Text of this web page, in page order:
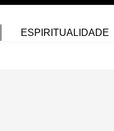
ESPIRITUALIDADE